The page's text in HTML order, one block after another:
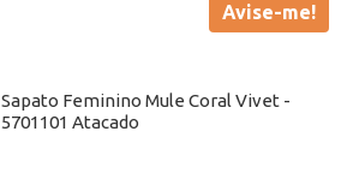
Avise-me!
Sapato Feminino Mule Coral Vivet -
5701101 Atacado